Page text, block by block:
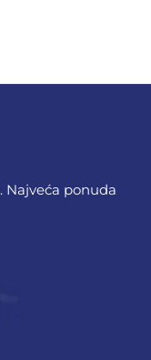
Najveća ponuda